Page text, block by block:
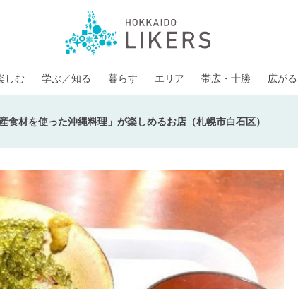
しむ 学ぶ／知る 暮らす エリア 帯広・十勝 広が
食材を使った沖縄料理」が楽しめるお店（札幌市白石区）